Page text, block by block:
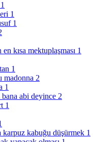
1
1
1
kısa mektuplaşması 1
1
madonna 2
1
bana abi deyince 2
1
karpuz kabuğu düşürmek 1